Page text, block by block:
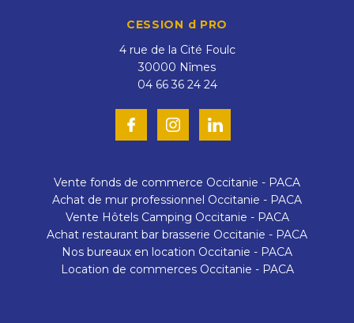
CESSION d PRO
4 rue de la Cité Foulc
30000 Nîmes
04 66 36 24 24
Vente fonds de commerce Occitanie - PACA
Achat de mur professionnel Occitanie - PACA
Vente Hôtels Camping Occitanie - PACA
Achat restaurant bar brasserie Occitanie - PACA
Nos bureaux en location Occitanie - PACA
Location de commerces Occitanie - PACA